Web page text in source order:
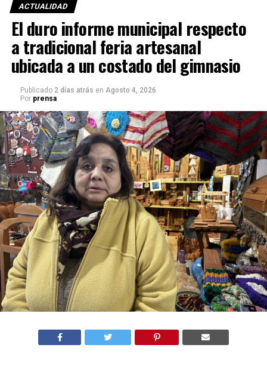
ACTUALIDAD
El duro informe municipal respecto
a tradicional feria artesanal
ubicada a un costado del gimnasio
Publicado 2 días atrás en Agosto 4, 2026
Por prensa